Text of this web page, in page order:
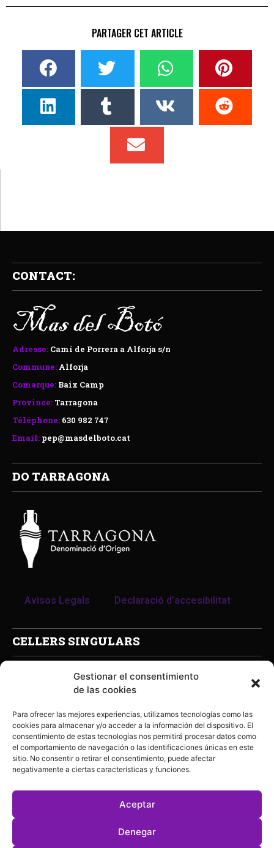
Gestionar el consentimiento
de las cookies
Para ofrecer las mejores experiencias, utilizamos tecnologías como las
cookies para almacenar y/o acceder a la información del dispositivo. El
consentimiento de estas tecnologías nos permitirá procesar datos como
el comportamiento de navegación o las identificaciones únicas en este
sitio. No consentir o retirar el consentimiento, puede afectar
negativamente a ciertas características y funciones.
Aceptar
Denegar
PARTAGER CET ARTICLE
CONTACT:
Adresse: Camí de Porrera a Alforja s/n
Commune: Alforja
Comarque: Baix Camp
Province: Tarragona
Téléphone: 630 982 747
Email: pep@masdelboto.cat
DO TARRAGONA
Avisos Legals Declaració d’accesibilitat
CELLERS SINGULARS